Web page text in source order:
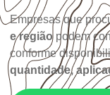
Empresas que
e regiãopodem
conforme
quantidade,